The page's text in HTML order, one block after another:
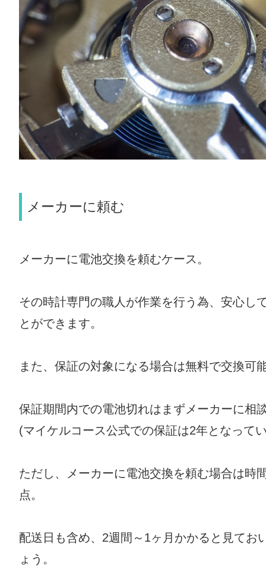
メーカーに頼む
メーカーに電池交換を頼むケース。
その時計専門の職人が作業を行う為、安心し
とができます。
また、保証の対象になる場合は無料で交換可
保証期間内での電池切れはまずメーカーに相
(マイケルコース公式での保証は2年となって
ただし、メーカーに電池交換を頼む場合は時
点。
配送日も含め、2週間～1ヶ月かかると見てお
ょう。